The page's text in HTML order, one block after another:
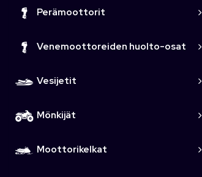
Perämoottorit
Venemoottoreiden huolto-osat
Vesijetit
Mönkijät
Moottorikelkat